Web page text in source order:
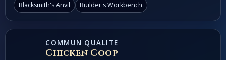
Blacksmith's Anvil
Builder's Workbench
COMMUN QUALITE
Chicken Coop